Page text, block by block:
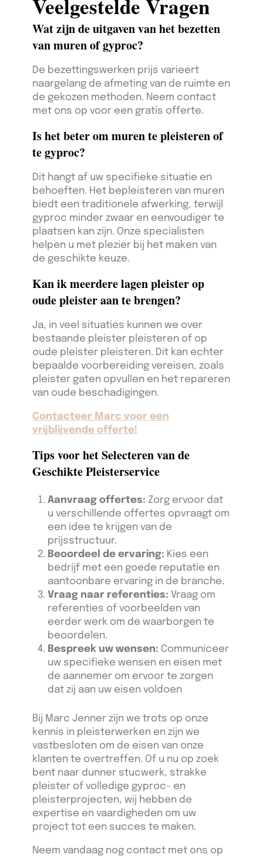
Veelgestelde Vragen
Wat zijn de uitgaven van het bezetten
van muren of gyproc?
De bezettingswerken prijs varieert
naargelang de afmeting van de ruimte en
de gekozen methoden. Neem contact
met ons op voor een gratis offerte.
Is het beter om muren te pleisteren of
te gyproc?
Dit hangt af uw specifieke situatie en
behoeften. Het bepleisteren van muren
biedt een traditionele afwerking, terwijl
gyproc minder zwaar en eenvoudiger te
plaatsen kan zijn. Onze specialisten
helpen u met plezier bij het maken van
de geschikte keuze.
Kan ik meerdere lagen pleister op
oude pleister aan te brengen?
Ja, in veel situaties kunnen we over
bestaande pleister pleisteren of op
oude pleister pleisteren. Dit kan echter
bepaalde voorbereiding vereisen, zoals
pleister gaten opvullen en het repareren
van oude beschadigingen.
Contacteer Marc voor een
vrijblijvende offerte!
Tips voor het Selecteren van de
Geschikte Pleisterservice
Aanvraag offertes: Zorg ervoor dat
u verschillende offertes opvraagt om
een idee te krijgen van de
prijsstructuur.
Beoordeel de ervaring: Kies een
bedrijf met een goede reputatie en
aantoonbare ervaring in de branche.
Vraag naar referenties: Vraag om
referenties of voorbeelden van
eerder werk om de waarborgen te
beoordelen.
Bespreek uw wensen: Communiceer
uw specifieke wensen en eisen met
de aannemer om ervoor te zorgen
dat zij aan uw eisen voldoen
Bij Marc Jenner zijn we trots op onze
kennis in pleisterwerken en zijn we
vastbesloten om de eisen van onze
klanten te overtreffen. Of u nu op zoek
bent naar dunner stucwerk, strakke
pleister of volledige gyproc- en
pleisterprojecten, wij hebben de
expertise en vaardigheden om uw
project tot een succes te maken.
Neem vandaag nog contact met ons op